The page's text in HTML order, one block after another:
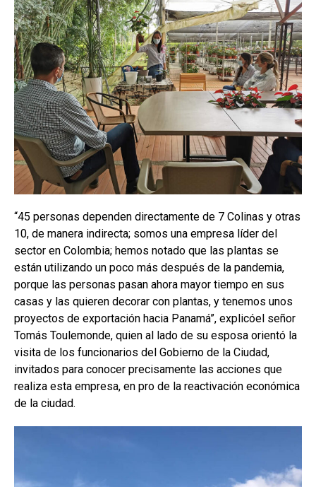
“45 personas dependen directamente de 7 Colinas y otras
10, de manera indirecta; somos una empresa líder del
sector en Colombia; hemos notado que las plantas se
están utilizando un poco más después de la pandemia,
porque las personas pasan ahora mayor tiempo en sus
casas y las quieren decorar con plantas, y tenemos unos
proyectos de exportación hacia Panamá”, explicóel señor
Tomás Toulemonde, quien al lado de su esposa orientó la
visita de los funcionarios del Gobierno de la Ciudad,
invitados para conocer precisamente las acciones que
realiza esta empresa, en pro de la reactivación económica
de la ciudad.